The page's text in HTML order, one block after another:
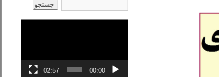
00:00
02:57